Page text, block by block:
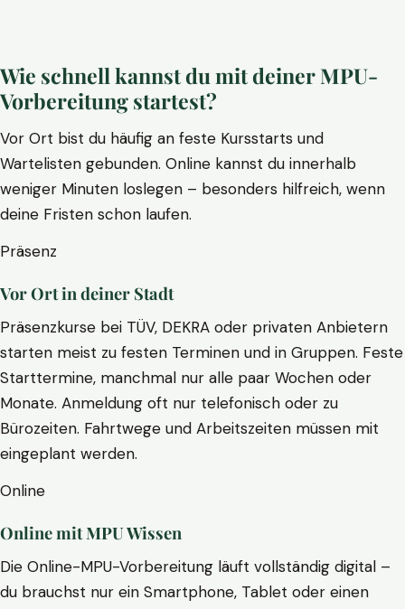
Wie schnell kannst du mit deiner MPU-
Vorbereitung startest?
Vor Ort bist du häufig an feste Kursstarts und
Wartelisten gebunden. Online kannst du innerhalb
weniger Minuten loslegen – besonders hilfreich, wenn
deine Fristen schon laufen.
Präsenz
Vor Ort in deiner Stadt
Präsenzkurse bei TÜV, DEKRA oder privaten Anbietern
starten meist zu festen Terminen und in Gruppen. Feste
Starttermine, manchmal nur alle paar Wochen oder
Monate. Anmeldung oft nur telefonisch oder zu
Bürozeiten. Fahrtwege und Arbeitszeiten müssen mit
eingeplant werden.
Online
Online mit MPU Wissen
Die Online-MPU-Vorbereitung läuft vollständig digital –
du brauchst nur ein Smartphone, Tablet oder einen